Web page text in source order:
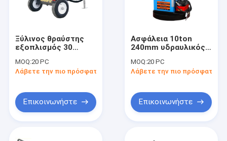
Ξύλινος θραύστης
εξοπλισμός 30
εργαλείων
εργαστηρίων τόνου
MOQ:20 PC
Λάβετε την πιο πρόσφατη τιμή
Επικοινωνήστε
Ασφάλεια 10ton
240mm υδραυλικός
πετρελαίου αντλιών
MOQ:20 PC
Λάβετε την πιο πρόσφατη
Επικοινωνήστε